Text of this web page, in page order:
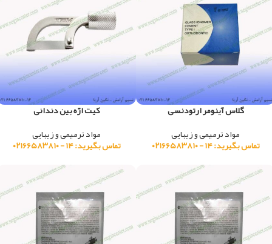
گلاس آینومر ارتودنسی
مواد ترمیمی و زیبایی
تماس بگیرید: ۱۴ - ۰۲۱۶۶۵۸۳۸۱۰
کیت ارّه بین دندانی
مواد ترمیمی و زیبایی
تماس بگیرید: ۱۴ - ۰۲۱۶۶۵۸۳۸۱۰